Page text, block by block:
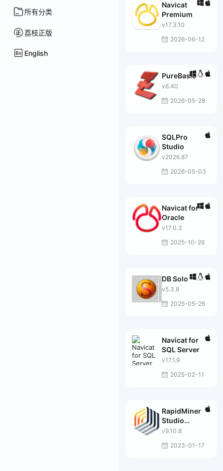
所有分类
荔枝正版
English
Navicat
Premium
v17.3.10
2026-06-12
PureBasic
v6.40
2026-05-28
SQLPro
Studio
v2026.87
2026-05-03
Navicat for
Oracle
v17.0.3
2025-10-26
DB Solo
v5.3.8
2025-05-26
Navicat for
SQL Server
v17.1.9
2025-02-11
RapidMiner
Studio
Developer
v9.10.8
2023-01-17